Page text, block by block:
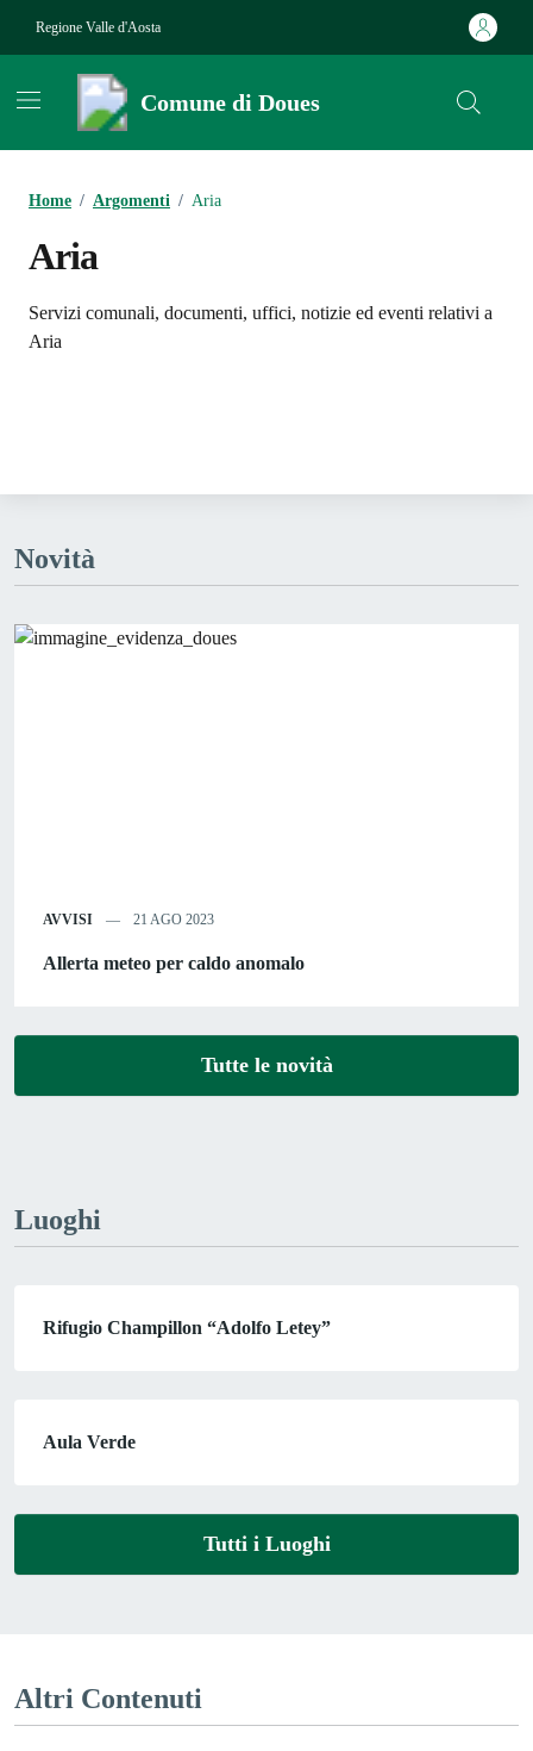
Regione Valle d'Aosta
Comune di Doues
Home / Argomenti / Aria
Aria
Dettagli dell'argomento
Servizi comunali, documenti, uffici, notizie ed eventi relativi a
Aria
Novità
AVVISI 21 AGO 2023
Allerta meteo per caldo anomalo
Tutte le novità
Luoghi
Rifugio Champillon “Adolfo Letey”
Aula Verde
Tutti i Luoghi
Altri Contenuti